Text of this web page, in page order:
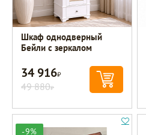
Шкаф однодверный
Бейли с зеркалом
34 916Р
49 880Р
-9%